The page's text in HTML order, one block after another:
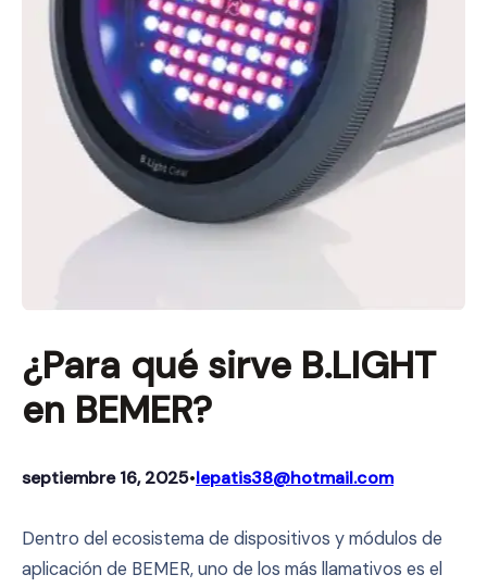
¿Para qué sirve B.LIGHT
en BEMER?
septiembre 16, 2025•lepatis38@hotmail.com
Dentro del ecosistema de dispositivos y módulos de
aplicación de BEMER, uno de los más llamativos es el